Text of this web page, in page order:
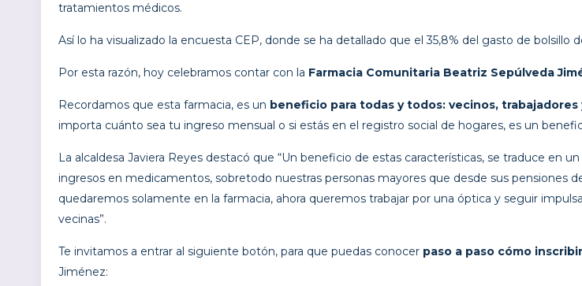
tratamientos médicos.
Así lo ha visualizado la encuesta CEP, donde se ha detallado que el 35,8% del gasto de
Por esta razón, hoy celebramos contar con la Farmacia Comunitaria Beatriz Sepúlveda
Recordamos que esta farmacia, es un beneficio para todas y todos: vecinos,
importa cuánto sea tu ingreso mensual o si estás en el registro social de hogares, es un
La alcaldesa Javiera Reyes destacó que “Un beneficio de estas características, se traduce en
ingresos en medicamentos, sobretodo nuestras personas mayores que desde sus pensiones
quedaremos solamente en la farmacia, ahora queremos trabajar por una óptica y seguir
vecinas”.
Te invitamos a entrar al siguiente botón, para que puedas conocer paso a paso cómo
Jiménez: